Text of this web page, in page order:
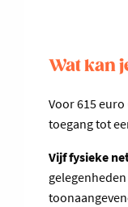
Wat kan
Voor 615
toegang tot
Vijf fysieke